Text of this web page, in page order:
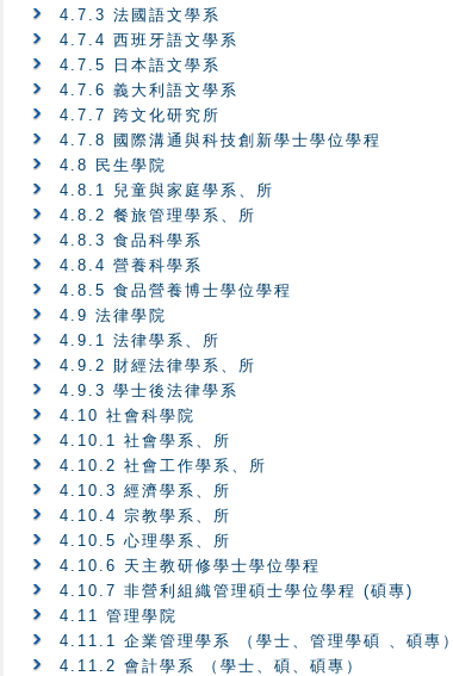
4.7.3 法國語文學系
4.7.4 西班牙語文學系
4.7.5 日本語文學系
4.7.6 義大利語文學系
4.7.7 跨文化研究所
4.7.8 國際溝通與科技創新學士學位學程
4.8 民生學院
4.8.1 兒童與家庭學系、所
4.8.2 餐旅管理學系、所
4.8.3 食品科學系
4.8.4 營養科學系
4.8.5 食品營養博士學位學程
4.9 法律學院
4.9.1 法律學系、所
4.9.2 財經法律學系、所
4.9.3 學士後法律學系
4.10 社會科學院
4.10.1 社會學系、所
4.10.2 社會工作學系、所
4.10.3 經濟學系、所
4.10.4 宗教學系、所
4.10.5 心理學系、所
4.10.6 天主教研修學士學位學程
4.10.7 非營利組織管理碩士學位學程 (碩專)
4.11 管理學院
4.11.1 企業管理學系 （學士、管理學碩 、碩專）
4.11.2 會計學系 （學士、碩、碩專）